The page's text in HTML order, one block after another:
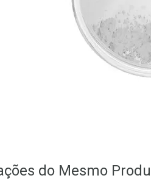
do Mesmo